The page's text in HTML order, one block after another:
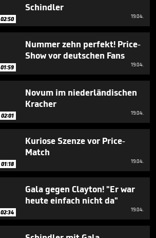
02:50
Schindler
19.04.
01:59
Nummer zehn perfekt! Price-
Show vor deutschen Fans
19.04.
02:01
Novum im niederländischen
Kracher
19.04.
01:18
Kuriose Szenze vor Price-
Match
19.04.
02:34
Gala gegen Clayton! "Er war
heute einfach nicht da"
19.04.